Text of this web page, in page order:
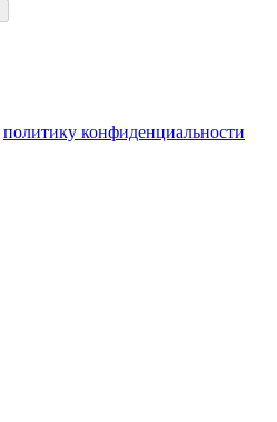
политику конфиденциальности